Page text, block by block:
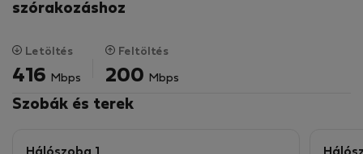
dekoráció
vasaló és mosógép
✅ Saját veranda - lazítson a saját szabadtéri térben
kényelmes
📍 Kiváló elhelyezkedés:
szórakozáshoz
Letöltés
416 Mbps
Feltöltés
200 Mbps
Szobák és terek